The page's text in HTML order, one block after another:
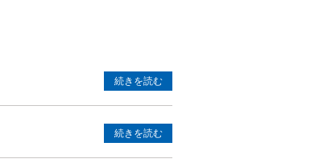
続きを読む
続きを読む